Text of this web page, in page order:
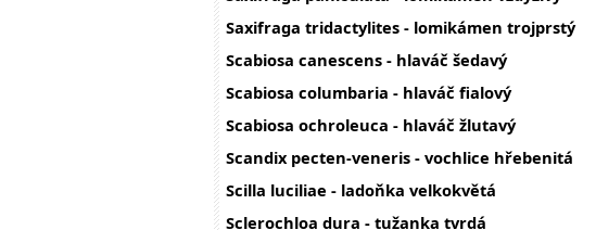
Saxifraga tridactylites - lomikámen trojprstý
Scabiosa canescens - hlaváč šedavý
Scabiosa columbaria - hlaváč fialový
Scabiosa ochroleuca - hlaváč žlutavý
Scandix pecten-veneris - vochlice hřebenitá
Scilla luciliae - ladoňka velkokvětá
Sclerochloa dura - tužanka tvrdá